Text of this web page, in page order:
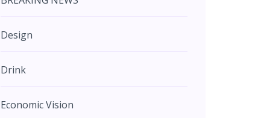
Design
Drink
Economic Vision